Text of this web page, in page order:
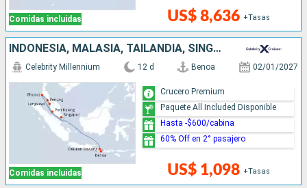
Comidas incluidas US$ 8,636 +Tasas
INDONESIA, MALASIA, TAILANDIA, SINGAPUR
Comidas incluidas
Celebrity Millennium 12 d Benoa 02/01/2027
US$ 1,098 +Tasas
Crucero Premium
Paquete All Included Disponible
Hasta -$600/cabina
60% Off en 2° pasajero